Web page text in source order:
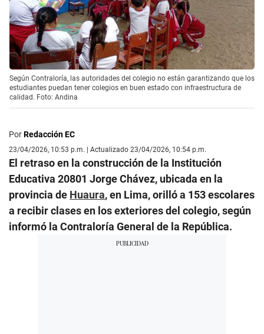
Según Contraloría, las autoridades del colegio no están garantizando que los
estudiantes puedan tener colegios en buen estado con infraestructura de
calidad. Foto: Andina
PorRedacción EC
23/04/2026, 10:53 p.m. | Actualizado 23/04/2026, 10:54 p.m.
El retraso en la construcción de la Institución
Educativa 20801 Jorge Chávez, ubicada en la
provincia de Huaura, en Lima, orilló a 153 escolares
a recibir clases en los exteriores del colegio, según
informó la Contraloría General de la República.